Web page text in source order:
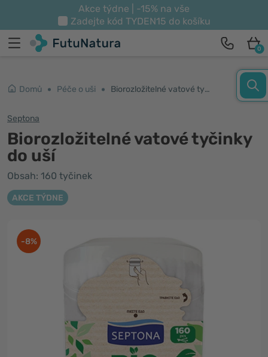
Akce týdne | -15% na vše
Zadejte kód TYDEN15 do košíku
0
Domů Péče o uši Biorozložitelné vatové tyčinky do uší
Septona
Biorozložitelné vatové tyčinky
do uší
Obsah: 160 tyčinek
AKCE TÝDNE
-8%